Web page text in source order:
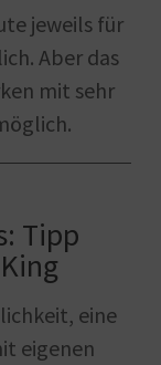
jeweils für
Aber das
mit sehr
Tipp
eine
eigenen